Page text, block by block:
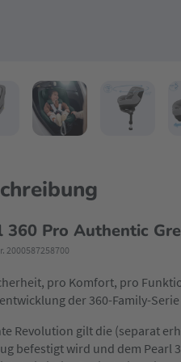
360 Pro Authentic
2000587258700
pro Komfort, pro
der 360-Family-
Revolution gilt die (separat
befestigt wird und dem Pearl